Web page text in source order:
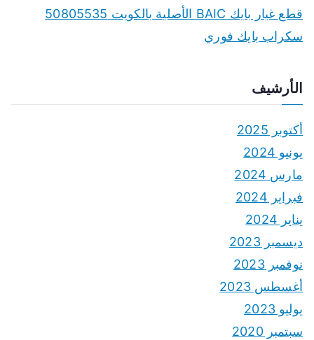
قطع غيار بايك BAIC الأصلية بالكويت 50805535
سكراب بايك فوري
الأرشيف
أكتوبر 2025
يونيو 2024
مارس 2024
فبراير 2024
يناير 2024
ديسمبر 2023
نوفمبر 2023
أغسطس 2023
يوليو 2023
سبتمبر 2020